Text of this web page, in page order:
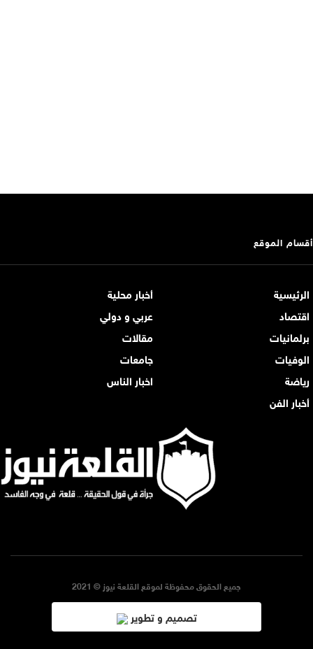
أقسام الموقع
الرئيسية
أخبار محلية
اقتصاد
عربي و دولي
برلمانيات
مقالات
الوفيات
جامعات
رياضة
اخبار الناس
أخبار الفن
جميع الحقوق محفوظة لموقع القلعة نيوز © 2021
تصميم و تطوير